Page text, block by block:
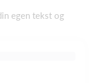
egen tekst og